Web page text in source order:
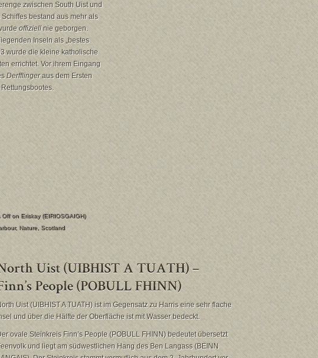
zwischen South Uist und
bestand aus mehr als
offiziellnie geborgen.
Inseln als „bestes
wurde die kleine katholische
errichtet. Vor ihrem Eingang
Derfflingeraus dem Ersten
Offon Eriskay (EIRIOSGAIGH)
,Nature,Scotland
Uist (UIBHIST A TUATH) ist im Gegensatz zu Harris eine sehr flache
und über die Hälfte der Oberfläche ist mit Wasser bedeckt.
ovale Steinkreis Finn’s People (POBULL FHINN) bedeutet übersetzt
und liegt am südwestlichen Hang des Ben Langass (BEINN